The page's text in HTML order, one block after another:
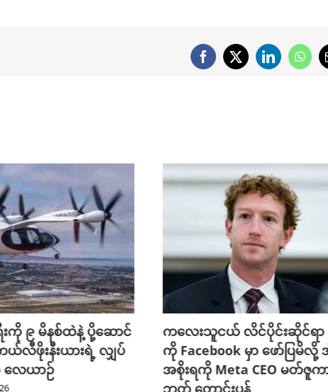
Facebook
X LinkedIn
းကို ၉ မိနစ်ထဲနဲ့ ပို့ဆောင်
ယ်လီဖိုးနီးယားရဲ့ လျှပ်
လေယာဉ်
ကလေးသူငယ် လိင်ပိုင်းဆိုင်ရာ
ကို Facebook မှာ ဖော်ပြမိလို့
အစိုးရကို Meta CEO မတ်ဇူက